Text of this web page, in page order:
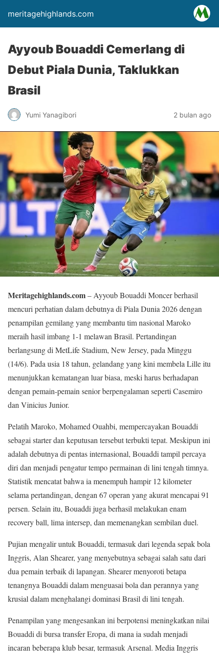
meritagehighlands.com
Ayyoub Bouaddi Cemerlang di
Debut Piala Dunia, Taklukkan
Brasil
Yumi Yanagibori 2 bulan ago
Meritagehighlands.com– Ayyoub Bouaddi Moncer berhasil
mencuri perhatian dalam debutnya di Piala Dunia 2026 dengan
penampilan gemilang yang membantu tim nasional Maroko
meraih hasil imbang 1-1 melawan Brasil. Pertandingan
berlangsung di MetLife Stadium, New Jersey, pada Minggu
(14/6). Pada usia 18 tahun, gelandang yang kini membela Lille itu
menunjukkan kematangan luar biasa, meski harus berhadapan
dengan pemain-pemain senior berpengalaman seperti Casemiro
dan Vinicius Junior.
Pelatih Maroko, Mohamed Ouahbi, mempercayakan Bouaddi
sebagai starter dan keputusan tersebut terbukti tepat. Meskipun ini
adalah debutnya di pentas internasional, Bouaddi tampil percaya
diri dan menjadi pengatur tempo permainan di lini tengah timnya.
Statistik mencatat bahwa ia menempuh hampir 12 kilometer
selama pertandingan, dengan 67 operan yang akurat mencapai 91
persen. Selain itu, Bouaddi juga berhasil melakukan enam
recovery ball, lima intersep, dan memenangkan sembilan duel.
Pujian mengalir untuk Bouaddi, termasuk dari legenda sepak bola
Inggris, Alan Shearer, yang menyebutnya sebagai salah satu dari
dua pemain terbaik di lapangan. Shearer menyoroti betapa
tenangnya Bouaddi dalam menguasai bola dan perannya yang
krusial dalam menghalangi dominasi Brasil di lini tengah.
Penampilan yang mengesankan ini berpotensi meningkatkan nilai
Bouaddi di bursa transfer Eropa, di mana ia sudah menjadi
incaran beberapa klub besar, termasuk Arsenal. Media Inggris